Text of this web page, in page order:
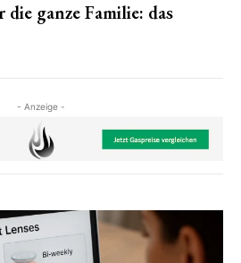
ganze Familie: das
- Anzeige -